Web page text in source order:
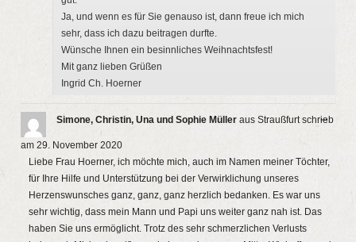
Ja, und wenn es für Sie genauso ist, dann freue ich mich
sehr, dass ich dazu beitragen durfte.
Wünsche Ihnen ein besinnliches Weihnachtsfest!
Mit ganz lieben Grüßen
Ingrid Ch. Hoerner
Simone, Christin, Una und Sophie Mülleraus Straußfurt schrieb
am 29. November 2020
Liebe Frau Hoerner, ich möchte mich, auch im Namen meiner Töchter,
für Ihre Hilfe und Unterstützung bei der Verwirklichung unseres
Herzenswunsches ganz, ganz, ganz herzlich bedanken. Es war uns
sehr wichtig, dass mein Mann und Papi uns weiter ganz nah ist. Das
haben Sie uns ermöglicht. Trotz des sehr schmerzlichen Verlusts
...Diese